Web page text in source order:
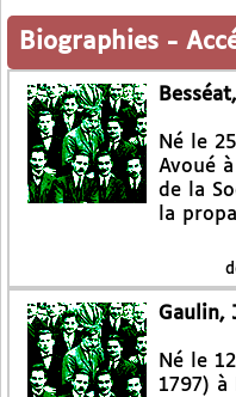
Biographies -
Né le
Avoué
de la
la
Gaulin,
Né le
1797) à